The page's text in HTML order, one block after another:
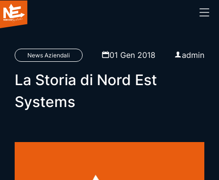
Home
Chi siamo
Cosa facciamo
News Aziendali 01 Gen 2018 admin
La Storia di Nord Est
Systems